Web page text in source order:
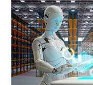
コラム
コンサルティング
ニュース